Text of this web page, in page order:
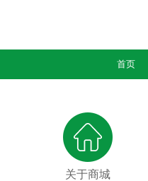
首页
关于商城